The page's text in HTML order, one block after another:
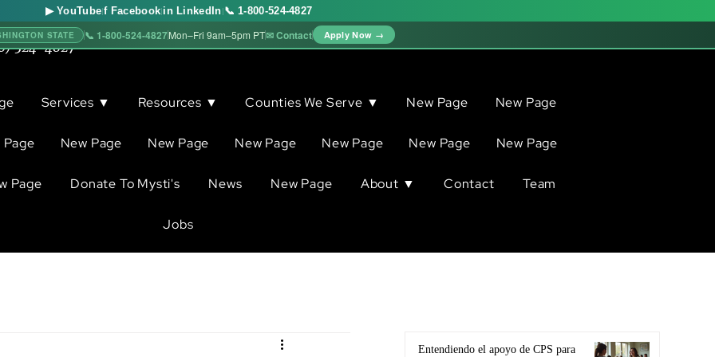
524-4827
Services ▼ Resources ▼ Counties We Serve ▼ New Page New Page
Page New Page New Page New Page New Page New Page New Page
Page Donate To Mysti's News New Page About ▼ Contact Team
Jobs
Entendiendo el apoyo de CPS para
▶ YouTube|f Facebook|in LinkedIn|📞 1-800-524-4827
STATE 📞 1-800-524-4827Mon–Fri 9am–5pm PT✉ Contact Apply Now →